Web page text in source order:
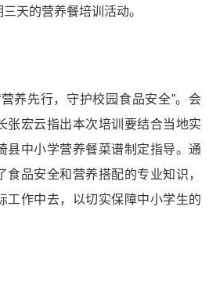
天的营养餐培训活动。
先行，守护校园食品安全”。会
张宏云指出本次培训要结合当地实
县中小学营养餐菜谱制定指导。通
品安全和营养搭配的专业知识，
工作中去，以切实保障中小学生的